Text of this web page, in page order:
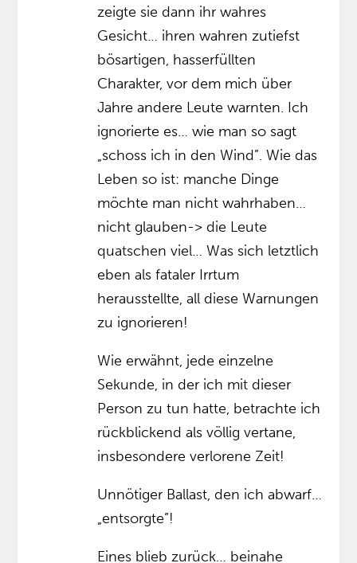
zeigte sie dann ihr wahres
Gesicht… ihren wahren zutiefst
bösartigen, hasserfüllten
Charakter, vor dem mich über
Jahre andere Leute warnten. Ich
ignorierte es… wie man so sagt
„schoss ich in den Wind”. Wie das
Leben so ist: manche Dinge
möchte man nicht wahrhaben…
nicht glauben-> die Leute
quatschen viel… Was sich letztlich
eben als fataler Irrtum
herausstellte, all diese Warnungen
zu ignorieren!
Wie erwähnt, jede einzelne
Sekunde, in der ich mit dieser
Person zu tun hatte, betrachte ich
rückblickend als völlig vertane,
insbesondere verlorene Zeit!
Unnötiger Ballast, den ich abwarf…
„entsorgte”!
Eines blieb zurück… beinahe